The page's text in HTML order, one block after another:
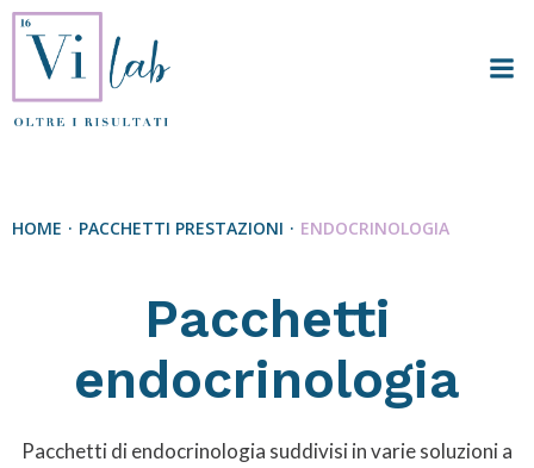
HOME PACCHETTI PRESTAZIONI ENDOCRINOLOGIA
Pacchetti
endocrinologia
Pacchetti di endocrinologia suddivisi in varie soluzioni a